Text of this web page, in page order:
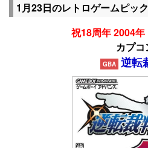
1月23日のレトロゲームピッ
祝18周年 2004
カプコ
GBA 逆転